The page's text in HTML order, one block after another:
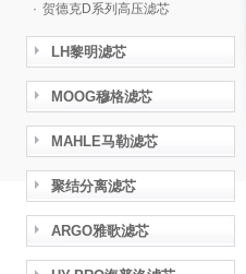
· 贺德克D系列高压滤芯
LH黎明滤芯
MOOG穆格滤芯
MAHLE马勒滤芯
聚结分离滤芯
ARGO雅歌滤芯